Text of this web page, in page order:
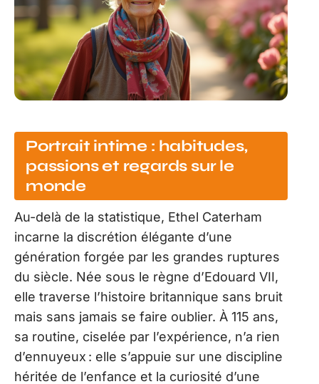
Portrait intime : habitudes,
passions et regards sur le
monde
Au-delà de la statistique, Ethel Caterham
incarne la discrétion élégante d’une
génération forgée par les grandes ruptures
du siècle. Née sous le règne d’Edouard VII,
elle traverse l’histoire britannique sans bruit
mais sans jamais se faire oublier. À 115 ans,
sa routine, ciselée par l’expérience, n’a rien
d’ennuyeux : elle s’appuie sur une discipline
héritée de l’enfance et la curiosité d’une